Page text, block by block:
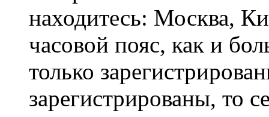
находитесь: Москва,
часовой пояс, как и
только
зарегистрированы, то